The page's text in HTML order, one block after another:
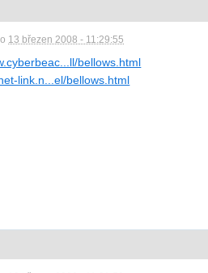
13 březen 2008 - 11:29:55
bellows.html
link.n...el/bellows.html